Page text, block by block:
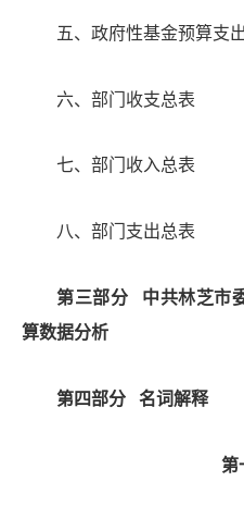
五、政府性基金预算支
六、部门收支总表
七、部门收入总表
八、部门支出总表
第三部分 中共林芝市
算数据分析
第四部分 名词解释
第